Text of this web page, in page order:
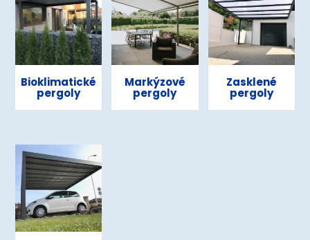
Bioklimatické
pergoly
Markýzové
pergoly
Zasklené
pergoly